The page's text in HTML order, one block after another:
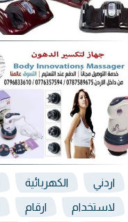
اردني الكهربائية
لاستخدام ارقام